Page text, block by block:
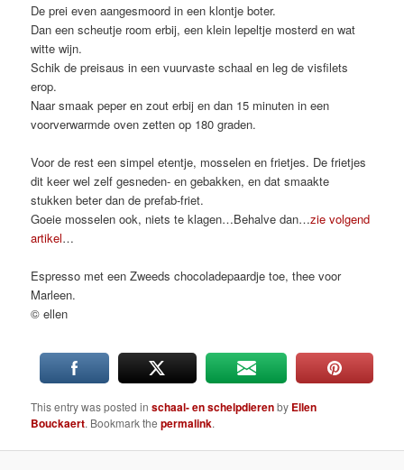
De prei even aangesmoord in een klontje boter.
Dan een scheutje room erbij, een klein lepeltje mosterd en wat
witte wijn.
Schik de preisaus in een vuurvaste schaal en leg de visfilets
erop.
Naar smaak peper en zout erbij en dan 15 minuten in een
voorverwarmde oven zetten op 180 graden.
Voor de rest een simpel etentje, mosselen en frietjes. De frietjes
dit keer wel zelf gesneden- en gebakken, en dat smaakte
stukken beter dan de prefab-friet.
Goeie mosselen ook, niets te klagen…Behalve dan…zie volgend
artikel…
Espresso met een Zweeds chocoladepaardje toe, thee voor
Marleen.
© ellen
This entry was posted inschaal- en schelpdierenby Ellen
Bouckaert. Bookmark thepermalink.